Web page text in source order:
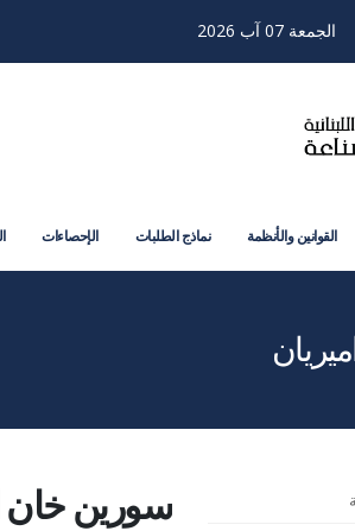
الجمعة 07 آب 2026
القوانين والأنظمة نماذج الطلبات الإحصاءات
سورين خان